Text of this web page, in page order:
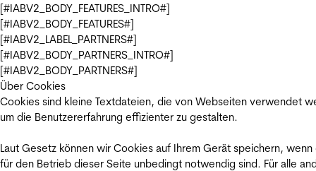
[#IABV2_BODY_FEATURES_INTRO#]
[#IABV2_BODY_FEATURES#]
[#IABV2_LABEL_PARTNERS#]
[#IABV2_BODY_PARTNERS_INTRO#]
[#IABV2_BODY_PARTNERS#]
Über Cookies
Cookies sind kleine Textdateien, die von Webseiten verwendet
um die Benutzererfahrung effizienter zu gestalten.
Laut Gesetz können wir Cookies auf Ihrem Gerät speichern, wenn
für den Betrieb dieser Seite unbedingt notwendig sind. Für alle